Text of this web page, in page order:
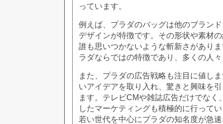
っています。
例えば、プラダのバッグは他のブラン
デザインが特徴です。その形状や素材
誰も思いつかないような斬新さがあり
ラダならではの特徴であり、多くの人
また、プラダの広告戦略も注目に値し
いアイデアを取り入れ、驚きと興味を
ます。テレビCMや雑誌広告だけでなく
したマーケティングも積極的に行って
若い世代を中心にプラダの知名度が急